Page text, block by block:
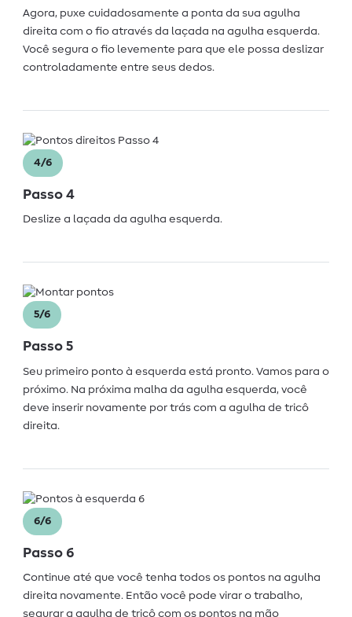
Agora, puxe cuidadosamente a ponta da sua agulha
direita com o fio através da laçada na agulha esquerda.
Você segura o fio levemente para que ele possa deslizar
controladamente entre seus dedos.
4/6
Passo 4
Deslize a laçada da agulha esquerda.
5/6
Passo 5
Seu primeiro ponto à esquerda está pronto. Vamos para o
próximo. Na próxima malha da agulha esquerda, você
deve inserir novamente por trás com a agulha de tricô
direita.
6/6
Passo 6
Continue até que você tenha todos os pontos na agulha
direita novamente. Então você pode virar o trabalho,
segurar a agulha de tricô com os pontos na mão